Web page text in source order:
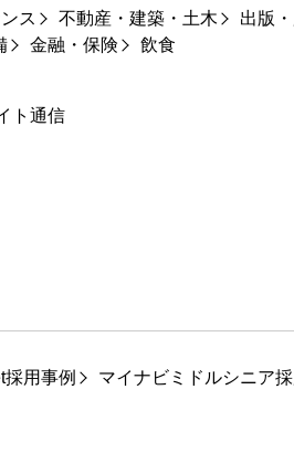
ス 不動産・建築・土木 出版
金融・保険 飲食
ト通信
採用事例 マイナビミドルシニア